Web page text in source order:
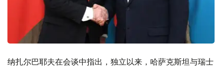
纳扎尔巴耶夫在会谈中指出，独立以来，哈萨克斯坦与瑞士